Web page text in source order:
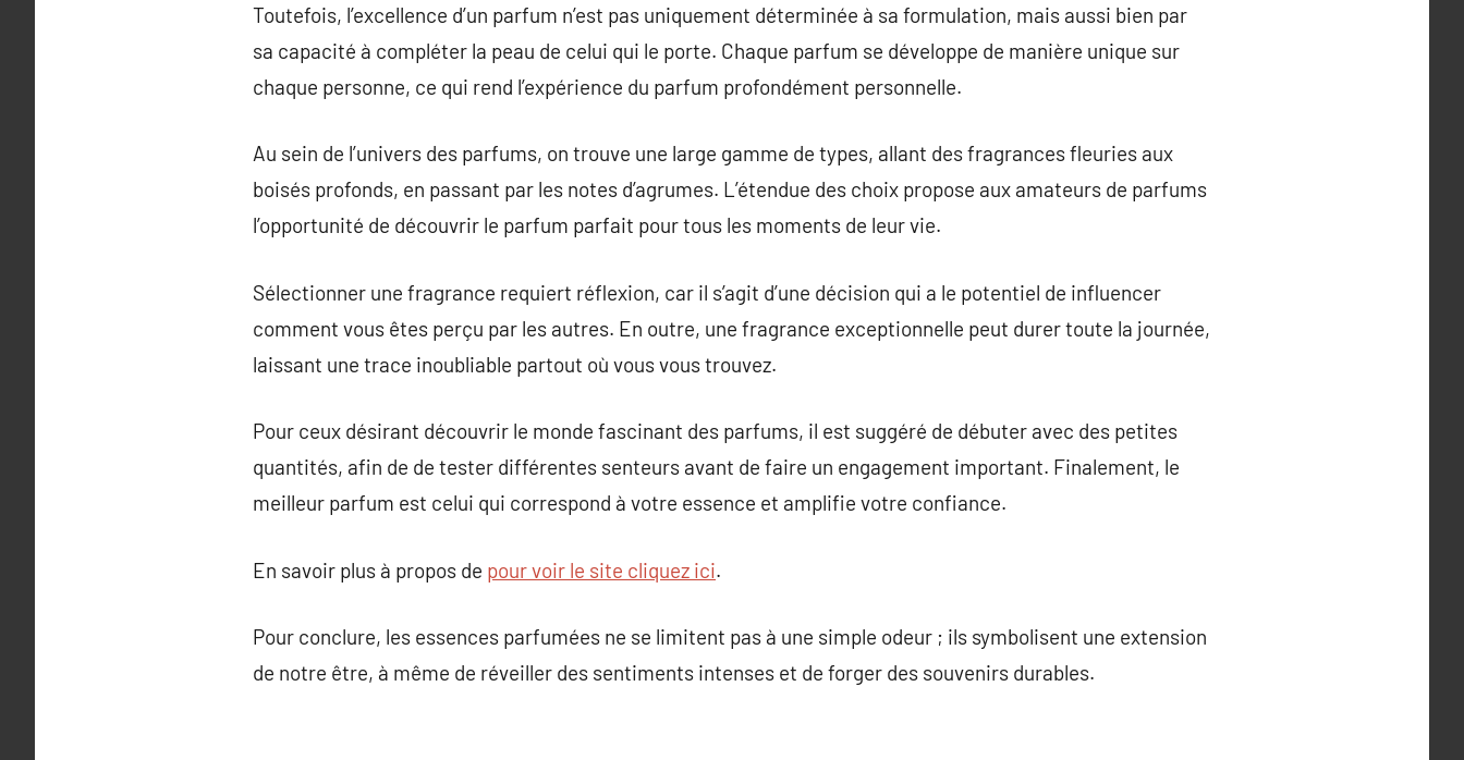
Toutefois, l’excellence d’un parfum n’est pas uniquement déterminée à sa formulation, mais aussi bien par
sa capacité à compléter la peau de celui qui le porte. Chaque parfum se développe de manière unique sur
chaque personne, ce qui rend l’expérience du parfum profondément personnelle.
Au sein de l’univers des parfums, on trouve une large gamme de types, allant des fragrances fleuries aux
boisés profonds, en passant par les notes d’agrumes. L’étendue des choix propose aux amateurs de parfums
l’opportunité de découvrir le parfum parfait pour tous les moments de leur vie.
Sélectionner une fragrance requiert réflexion, car il s’agit d’une décision qui a le potentiel de influencer
comment vous êtes perçu par les autres. En outre, une fragrance exceptionnelle peut durer toute la journée,
laissant une trace inoubliable partout où vous vous trouvez.
Pour ceux désirant découvrir le monde fascinant des parfums, il est suggéré de débuter avec des petites
quantités, afin de de tester différentes senteurs avant de faire un engagement important. Finalement, le
meilleur parfum est celui qui correspond à votre essence et amplifie votre confiance.
En savoir plus à propos de pour voir le site cliquez ici.
Pour conclure, les essences parfumées ne se limitent pas à une simple odeur ; ils symbolisent une extension
de notre être, à même de réveiller des sentiments intenses et de forger des souvenirs durables.